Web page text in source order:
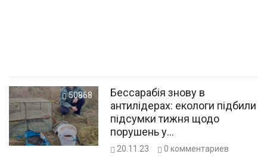
50868
Бессарабія знову в
антилідерах: екологи підбили
підсумки тижня щодо
порушень у
природоохоронному
20.11.23 0 комментариев